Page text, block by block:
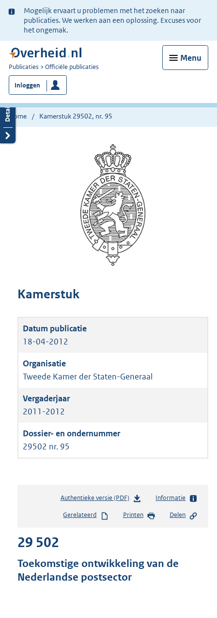
Ter
informatie:
Mogelijk ervaart u problemen met het zoeken naar
publicaties. We werken aan een oplossing. Excuses voor
het ongemak.
Menu
U
bent
nu
hier:
Publicaties Officiële publicaties
Inloggen
Home Kamerstuk 29502, nr. 95
Kamerstuk
18-04-2012
Tweede Kamer der Staten-Generaal
2011-2012
29502 nr. 95
Authentieke versie (PDF)b
s
d
s
g
Informatie
Gerelateerd Printen Delen
29 502
Toekomstige ontwikkeling van de
Nederlandse postsector